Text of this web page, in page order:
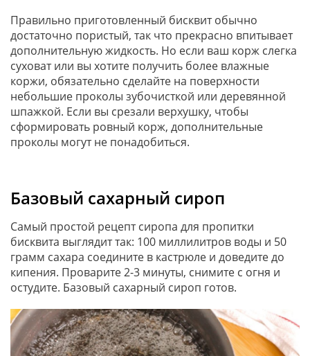
Правильно приготовленный бисквит обычно
достаточно пористый, так что прекрасно впитывает
дополнительную жидкость. Но если ваш корж слегка
суховат или вы хотите получить более влажные
коржи, обязательно сделайте на поверхности
небольшие проколы зубочисткой или деревянной
шпажкой. Если вы срезали верхушку, чтобы
сформировать ровный корж, дополнительные
проколы могут не понадобиться.
Базовый сахарный сироп
Самый простой рецепт сиропа для пропитки
бисквита выглядит так: 100 миллилитров воды и 50
грамм сахара соедините в кастрюле и доведите до
кипения. Проварите 2-3 минуты, снимите с огня и
остудите. Базовый сахарный сироп готов.